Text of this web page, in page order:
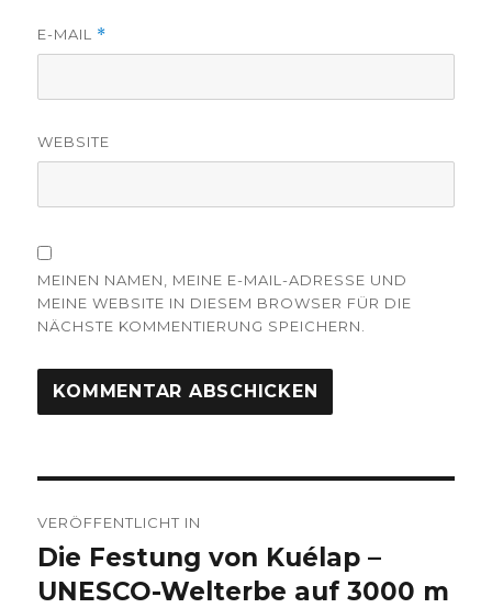
E-MAIL *
WEBSITE
MEINEN NAMEN, MEINE E-MAIL-ADRESSE UND
MEINE WEBSITE IN DIESEM BROWSER FÜR DIE
NÄCHSTE KOMMENTIERUNG SPEICHERN.
Navigation
VERÖFFENTLICHT IN
Die Festung von Kuélap –
UNESCO-Welterbe auf 3000 m